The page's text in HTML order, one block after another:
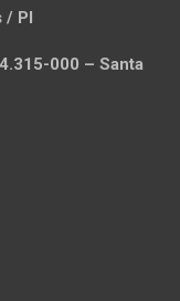
/ PI
000 – Santa